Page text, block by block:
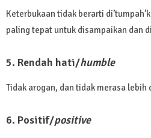
Keterbukaan tidak berarti
paling tepat untuk disampaikan dan
5. Rendah hati/humble
Tidak arogan, dan tidak merasa lebih
6. Positif/positive